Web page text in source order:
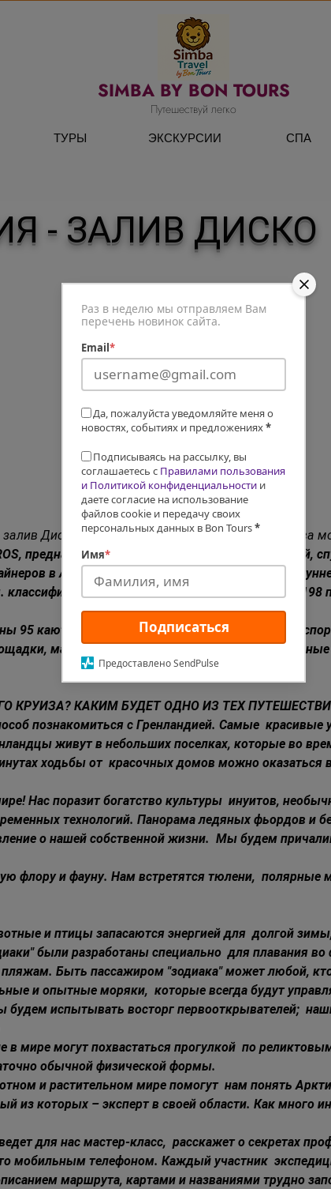
Раз в неделю мы отправляем Вам
перечень новинок сайта.
Email *
Да, пожалуйста уведомляйте меня о
новостях, событиях и предложениях*
Подписываясь на рассылку, вы
соглашаетесь с Правилами пользования
и Политикой конфиденциальности и
даете согласие на использование
файлов cookie и передачу своих
персональных данных в Bon Tours*
Имя*
Подписаться
Предоставлено SendPulse
Путешествуй легко
SIMBA BY BON TOURS
ТУРЫ ЭКСКУРСИИ СПА
- ЗАЛИВ ДИСКО
Диско, ледники, айсберги, острова Баффинова
предназначенный для арктических  экспедиций,
в Арктике, отлично проходящий ледовые
классифицируется как плавучий отель  4**** для
95 кают, бары, ресторан с огромными  окнами,
магазин и бассейн. На борту
КРУИЗА? КАКИМ БУДЕТ ОДНО ИЗ ТЕХ
познакомиться с Гренландией. Самые  красивые
живут в небольших поселках, которые во
ходьбы от  красочных домов можно оказаться
Нас поразит богатство культуры  инуитов,
технологий. Панорама ледяных фьордов и
о нашей собственной жизни.  Мы будем
флору и фауну. Нам встретятся тюлени,  полярные
и птицы запасаются энергией для  долгой
были разработаны специально  для плавания
Быть пассажиром "зодиака" может любой,
и опытные моряки,  которые всегда будут
испытывать восторг первооткрывателей;
мире могут похвастаться прогулкой  по
обычной физической формы.
и растительном мире помогут  нам понять
из которых – эксперт в своей области. Как много
для нас мастер-класс,  расскажет о секретах
мобильным телефоном. Каждый участник
маршрута, картами и названиями трудно